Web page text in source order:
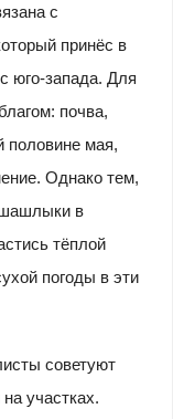
с
принёс в
юго-запада. Для
почва,
половине мая,
Однако тем,
шашлыки в
тёплой
погоды в эти
советуют
участках.